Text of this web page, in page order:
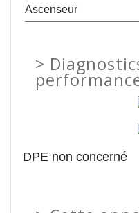
Ascenseur
>
DPE non concerné